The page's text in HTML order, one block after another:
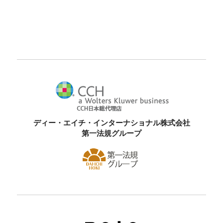
ディー・エイチ・インターナショナル株式会社
第一法規グループ